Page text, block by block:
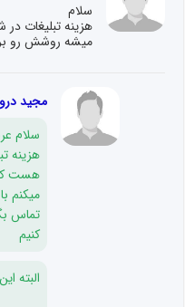
سلام
هزینه تبلیغات
میشه روشش رو
مجید
سلام
هزینه
میکنم
تماس
کنیم
البته